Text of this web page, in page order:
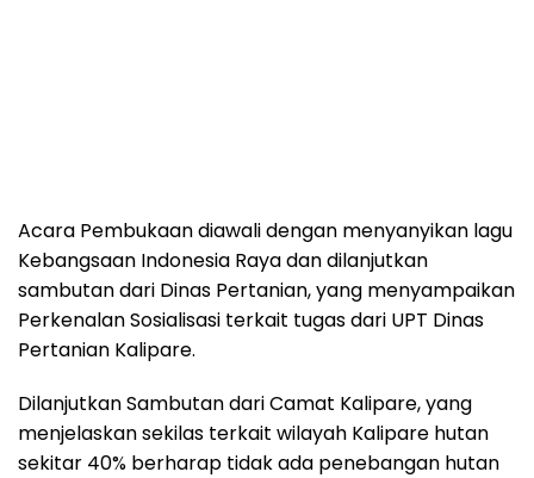
Acara Pembukaan diawali dengan menyanyikan lagu
Kebangsaan Indonesia Raya dan dilanjutkan
sambutan dari Dinas Pertanian, yang menyampaikan
Perkenalan Sosialisasi terkait tugas dari UPT Dinas
Pertanian Kalipare.
Dilanjutkan Sambutan dari Camat Kalipare, yang
menjelaskan sekilas terkait wilayah Kalipare hutan
sekitar 40% berharap tidak ada penebangan hutan